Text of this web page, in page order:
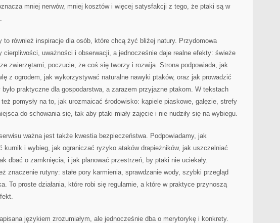
mniej nerwów, mniej kosztów i więcej satysfakcji z tego, że ptaki są w
to również inspiracje dla osób, które chcą żyć bliżej natury. Przydomowa
cierpliwości, uważności i obserwacji, a jednocześnie daje realne efekty: świeże
zwierzętami, poczucie, że coś się tworzy i rozwija. Strona podpowiada, jak
z ogrodem, jak wykorzystywać naturalne nawyki ptaków, oraz jak prowadzić
praktyczne dla gospodarstwa, a zarazem przyjazne ptakom. W tekstach
pomysły na to, jak urozmaicać środowisko: kąpiele piaskowe, gałęzie, strefy
do schowania się, tak aby ptaki miały zajęcie i nie nudziły się na wybiegu.
ważna jest także kwestia bezpieczeństwa. Podpowiadamy, jak
kurnik i wybieg, jak ograniczać ryzyko ataków drapieżników, jak uszczelniać
dbać o zamknięcia, i jak planować przestrzeń, by ptaki nie uciekały.
znaczenie rutyny: stałe pory karmienia, sprawdzanie wody, szybki przegląd
To proste działania, które robi się regularnie, a które w praktyce przynoszą
językiem zrozumiałym, ale jednocześnie dba o merytorykę i konkrety.